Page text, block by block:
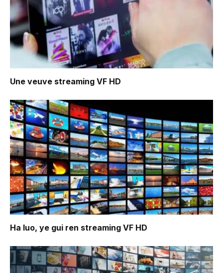
Une veuve streaming VF HD
Ha luo, ye gui ren streaming VF HD